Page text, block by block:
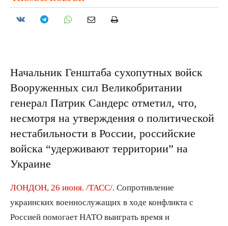
Начальник Генштаба сухопутных войск
Вооруженных сил Великобритании
генерал Патрик Сандерс отметил, что,
несмотря на утверждения о политической
нестабильности в России, российские
войска “удерживают территории” на
Украине
ЛОНДОН, 26 июня. /ТАСС/. Сопротивление
украинских военнослужащих в ходе конфликта с
Россией помогает НАТО выиграть время и